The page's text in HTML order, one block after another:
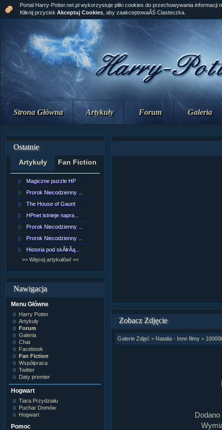
Strona Główna Artykuły Forum Galeria
Ostatnie
Artykuły Fan Fiction
Magiczne puzzle HP
Prorok Niecodzienny ...
The House of Gaunt
HPnet istnieje napra...
Prorok Niecodzienny ...
Prorok Niecodzienny ...
Historia pod skĂłrÂą...
>> Więcej artykułów! <<
Nawigacja
Menu Główne
Harry Potter
Artykuły
Forum
Galeria
Chat
Facebook
Fan Fiction
Współpraca
Twitter
Daty premier
Hogwart
Tiara Przydziału
Puchar Domów
Hogwart
Pomoc
Portal Harry-Potter.net.pl wykorzystuje pliki cookies do przechowywania informacji
Kliknij przycisk Akceptuj Cookies , aby zaakceptowaĂŚ Ciasteczka.
Zobacz Zdjęcie
Galerie Zdjęć > Natalia - Inne filmy>